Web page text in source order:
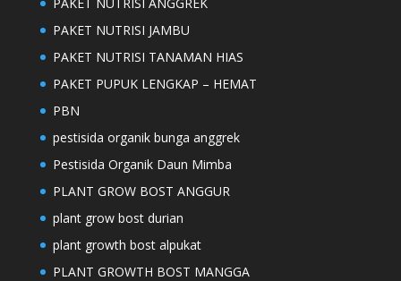
PAKET NUTRISI JAMBU
PAKET NUTRISI TANAMAN HIAS
PAKET PUPUK LENGKAP – HEMAT
PBN
pestisida organik bunga anggrek
Pestisida Organik Daun Mimba
PLANT GROW BOST ANGGUR
plant grow bost durian
plant growth bost alpukat
PLANT GROWTH BOST MANGGA